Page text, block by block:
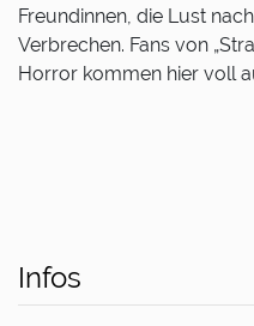
Freundinnen, die Lust
Verbrechen. Fans von
Horror kommen hier voll
Infos